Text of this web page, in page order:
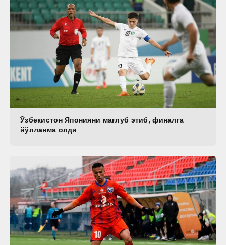
Ўзбекистон Японияни мағлуб этиб, финалга
йўлланма олди